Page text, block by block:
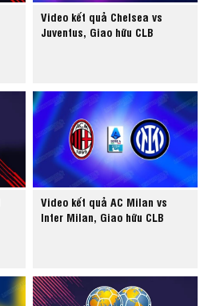
Video kết quả Chelsea vs
Juventus, Giao hữu CLB
Video kết quả AC Milan vs
Inter Milan, Giao hữu CLB